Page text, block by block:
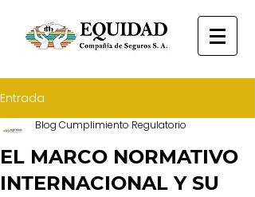
Entrada
EL MARCO NORMATIVO
INTERNACIONAL Y SU
Blog Cumplimiento Regulatorio